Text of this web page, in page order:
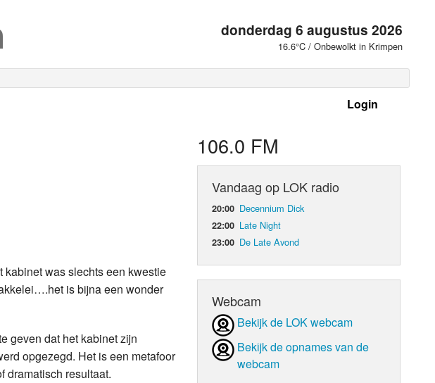
donderdag 6 augustus 2026
16.6°C / Onbewolkt in Krimpen
Login
Bepalend Orgaan
Krimpen a/d IJssel
was slechts een kwestie
is bijna een wonder
geven dat het kabinet zijn
opgezegd. Het is een metafoor
dramatisch resultaat.
106.0 FM
Vandaag op LOK radio
20:00 Decennium Dick
22:00 Late Night
23:00 De Late Avond
Webcam
Bekijk de LOK webcam
Bekijk de opnames van de
webcam